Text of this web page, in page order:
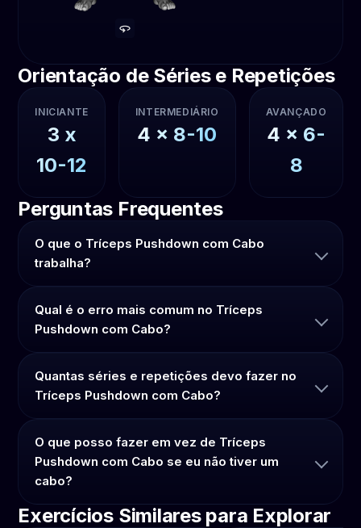
Orientação de Séries e Repetições
INICIANTE
3 x
10-12
INTERMEDIÁRIO
4 x 8-10
AVANÇADO
4 x 6-
8
Perguntas Frequentes
O que o Tríceps Pushdown com Cabo
trabalha?
Qual é o erro mais comum no Tríceps
Pushdown com Cabo?
Quantas séries e repetições devo fazer no
Tríceps Pushdown com Cabo?
O que posso fazer em vez de Tríceps
Pushdown com Cabo se eu não tiver um
cabo?
Exercícios Similares para Explorar